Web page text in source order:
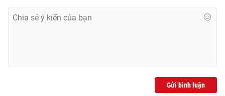
Gửi bình luận